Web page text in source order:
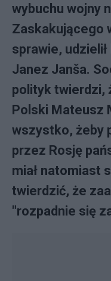
wybuchu wojny
Zaskakującego
sprawie, udzielił
Janez Janša.
polityk twierdzi,
Polski Mateusz
wszystko, żeby
przez Rosję
miał natomiast
twierdzić, że
"rozpadnie się